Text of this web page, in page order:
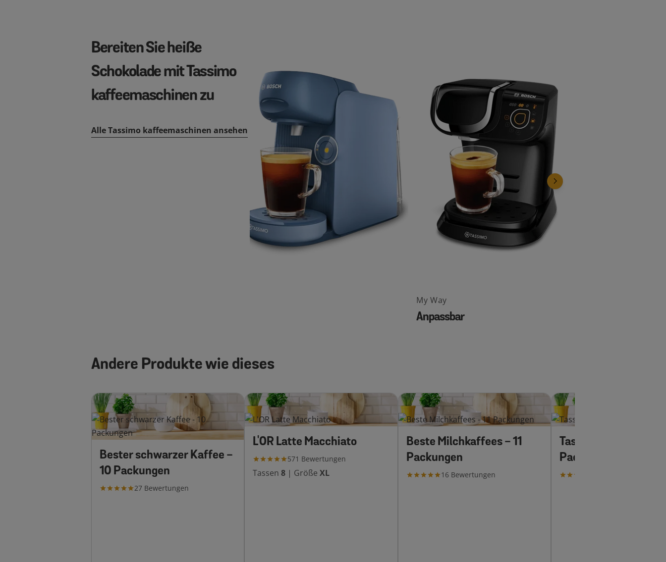
Bereiten Sie heiße
Schokolade mit Tassimo
kaffeemaschinen zu
Alle Tassimo kaffeemaschinen ansehen
My Way
Anpassbar
Andere Produkte wie dieses
Bester schwarzer Kaffee -
10 Packungen
27 Bewertungen
L'OR Latte Macchiato
571 Bewertungen
Tassen 8 | Größe XL
Beste Milchkaffees - 11
Packungen
16 Bewertungen
Tassimo-Favoriten -
Packungen